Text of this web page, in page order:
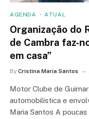
AGENDA ATUAL
Organização do
de Cambra faz-
em casa”
By Cristina Maria Santos
Motor Clube de
automobilística e
Maria Santos A